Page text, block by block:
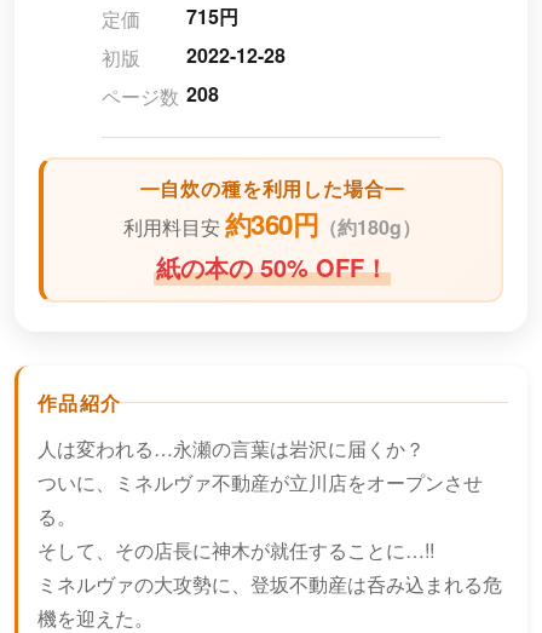
定価
715円
初版
2022-12-28
ページ数 208
自炊の種を利用した場合
利用料目安 約360円 （約180g）
紙の本の 50% OFF！
作品紹介
人は変われる…永瀬の言葉は岩沢に届くか？
ついに、ミネルヴァ不動産が立川店をオープンさせ
る。
そして、その店長に神木が就任することに…!!
ミネルヴァの大攻勢に、登坂不動産は呑み込まれる危
機を迎えた。